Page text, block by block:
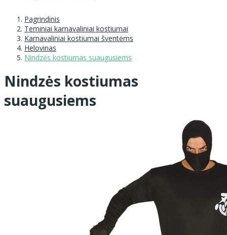
Pagrindinis
Teminiai karnavaliniai kostiumai
Karnavaliniai kostiumai šventėms
Helovinas
Nindzės kostiumas suaugusiems
Nindzės kostiumas
suaugusiems